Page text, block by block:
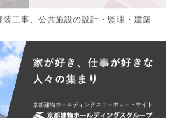
装工事、公共施設の設計・監理・建築